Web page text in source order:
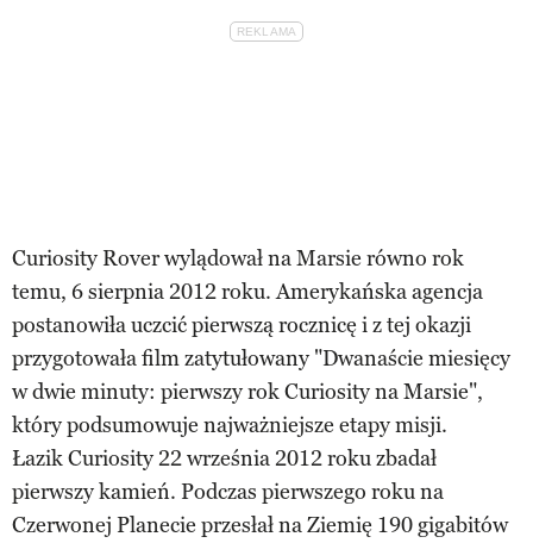
Curiosity Rover wylądował na Marsie równo rok
temu, 6 sierpnia 2012 roku. Amerykańska agencja
postanowiła uczcić pierwszą rocznicę i z tej okazji
przygotowała film zatytułowany "Dwanaście miesięcy
w dwie minuty: pierwszy rok Curiosity na Marsie",
który podsumowuje najważniejsze etapy misji.
Łazik Curiosity 22 września 2012 roku zbadał
pierwszy kamień. Podczas pierwszego roku na
Czerwonej Planecie przesłał na Ziemię 190 gigabitów